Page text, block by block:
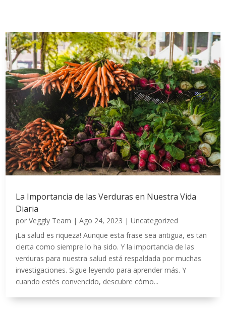
La Importancia de las Verduras en Nuestra Vida
Diaria
porVeggly Team |Ago 24, 2023 |Uncategorized
¡La salud es riqueza! Aunque esta frase sea antigua, es tan
cierta como siempre lo ha sido. Y la importancia de las
verduras para nuestra salud está respaldada por muchas
investigaciones. Sigue leyendo para aprender más. Y
cuando estés convencido, descubre cómo...